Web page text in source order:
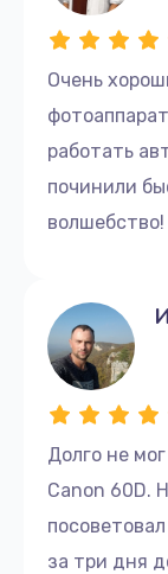
Очень
работать
починили
Долго не
Canon 60D.
за три дня